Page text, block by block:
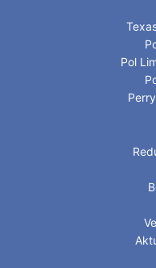
Pol